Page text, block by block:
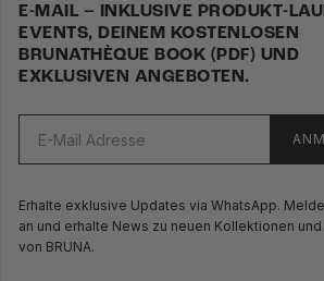
E-MAIL – INKLUSIVE PRODUKT-
EVENTS, DEINEM KOSTENLOSEN
BRUNATHÈQUE BOOK (PDF) UND
EXKLUSIVEN ANGEBOTEN.
Erhalte exklusive Updates via WhatsApp.
an und erhalte News zu neuen Kollektionen
von BRUNA.